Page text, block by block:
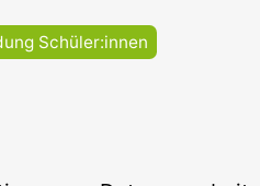
Schüler:innen